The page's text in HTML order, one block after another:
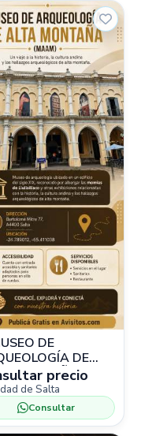
DE
DE
MONTAÑA
📍 Bartolomé
77, Salta 🏛️
precio
de Salta
Consultar